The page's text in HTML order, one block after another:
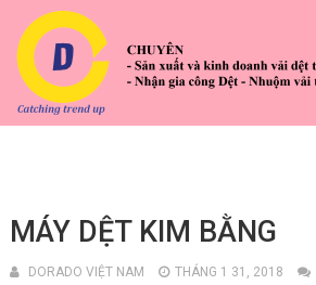
MÁY DỆT KIM BẰNG
DORADO VIỆT NAM THÁNG 1 31, 2018